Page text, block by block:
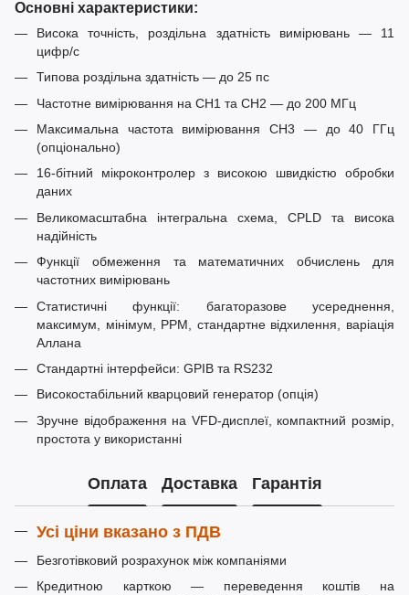
Основні характеристики:
Висока точність, роздільна здатність вимірювань — 11
цифр/с
Типова роздільна здатність — до 25 пс
Частотне вимірювання на CH1 та CH2 — до 200 МГц
Максимальна частота вимірювання CH3 — до 40 ГГц
(опціонально)
16-бітний мікроконтролер з високою швидкістю обробки
даних
Великомасштабна інтегральна схема, CPLD та висока
надійність
Функції обмеження та математичних обчислень для
частотних вимірювань
Статистичні функції: багаторазове усереднення,
максимум, мінімум, PPM, стандартне відхилення, варіація
Аллана
Стандартні інтерфейси: GPIB та RS232
Високостабільний кварцовий генератор (опція)
Зручне відображення на VFD-дисплеї, компактний розмір,
простота у використанні
Оплата Доставка Гарантія
Усі ціни вказано з ПДВ
Безготівковий розрахунок між компаніями
Кредитною карткою — переведення коштів на